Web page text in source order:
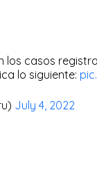
los casos
lo siguiente:
July 4, 2022